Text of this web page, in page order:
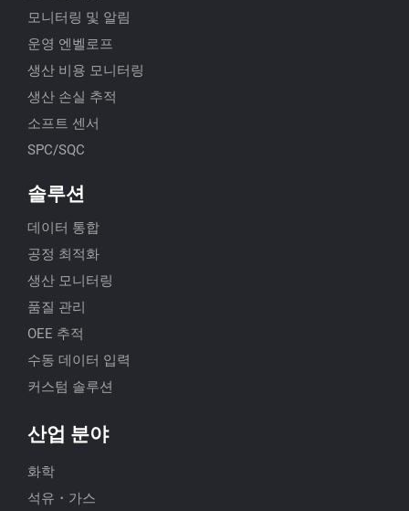
모니터링 및 알림
운영 엔벨로프
생산 비용 모니터링
생산 손실 추적
소프트 센서
SPC/SQC
솔루션
데이터 통합
공정 최적화
생산 모니터링
품질 관리
OEE 추적
수동 데이터 입력
커스텀 솔루션
산업 분야
화학
석유・가스